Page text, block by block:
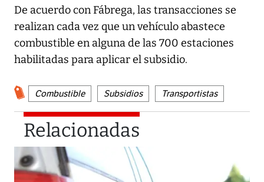
De acuerdo con Fábrega, las transacciones se
realizan cada vez que un vehículo abastece
combustible en alguna de las 700 estaciones
habilitadas para aplicar el subsidio.
Combustible Subsidios Transportistas
Relacionadas